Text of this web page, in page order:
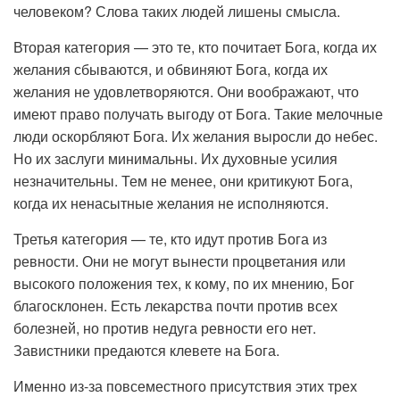
человеком? Слова таких людей лишены смысла.
Вторая категория — это те, кто почитает Бога, когда их
желания сбываются, и обвиняют Бога, когда их
желания не удовлетворяются. Они воображают, что
имеют право получать выгоду от Бога. Такие мелочные
люди оскорбляют Бога. Их желания выросли до небес.
Но их заслуги минимальны. Их духовные усилия
незначительны. Тем не менее, они критикуют Бога,
когда их ненасытные желания не исполняются.
Третья категория — те, кто идут против Бога из
ревности. Они не могут вынести процветания или
высокого положения тех, к кому, по их мнению, Бог
благосклонен. Есть лекарства почти против всех
болезней, но против недуга ревности его нет.
Завистники предаются клевете на Бога.
Именно из-за повсеместного присутствия этих трех